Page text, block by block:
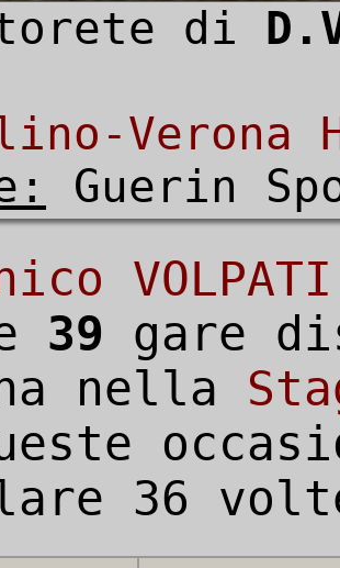
di
Verona
Guerin
VOLPATI
39 gare
nella
36